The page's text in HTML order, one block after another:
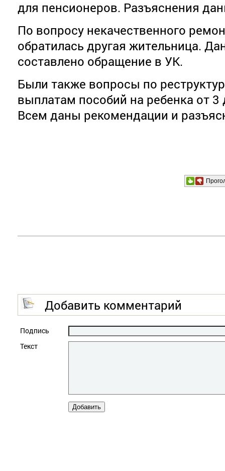
для пенсионеров. Разъяснения
По вопросу некачественного
обратилась другая жительница.
составлено обращение в УК.
Были также вопросы по
выплатам пособий на ребенка от
Всем даны рекомендации и
Добавить комментарий
Подпись
Текст